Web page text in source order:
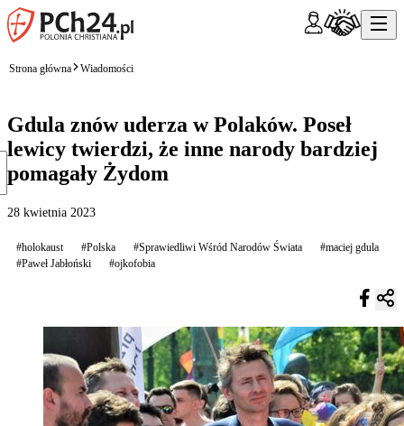
Strona główna Wiadomości
Gdula znów uderza w Polaków. Poseł
lewicy twierdzi, że inne narody bardziej
pomagały Żydom
28 kwietnia 2023
#holokaust #Polska #Sprawiedliwi Wśród Narodów Świata
#maciej gdula
#Paweł Jabłoński
#ojkofobia